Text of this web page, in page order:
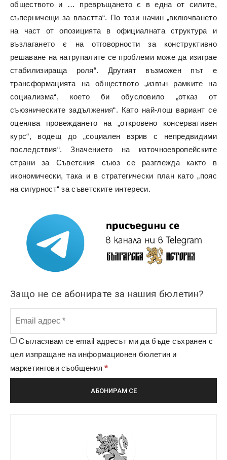
обществото и … превръщането є в една от силите,
съперничещи за властта“. По този начин „включването
на част от опозицията в официалната структура и
възлагането є на отговорности за конструктивно
решаване на натрупалите се проблеми може да изиграе
стабилизираща роля“. Другият възможен път е
трансформацията на обществото „извън рамките на
социализма“, което би обусловило „отказ от
съюзническите задължения“. Като най-лош вариант се
оценява провеждането на „откровено консервативен
курс“, водещ до „социален взрив с непредвидими
последствия“. Значението на източноевропейските
страни за Съветския съюз се разглежда както в
икономически, така и в стратегически план като „пояс
на сигурност“ за съветските интереси.
Защо не се абонирате за нашия бюлетин?
Съгласявам се email адресът ми да бъде съхранен с
цел изпращане на информационен бюлетин и
маркетингови съобщения*